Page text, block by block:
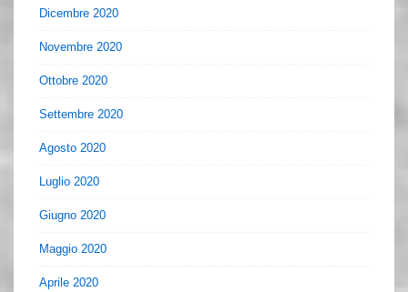
Dicembre 2020
Novembre 2020
Ottobre 2020
Settembre 2020
Agosto 2020
Luglio 2020
Giugno 2020
Maggio 2020
Aprile 2020